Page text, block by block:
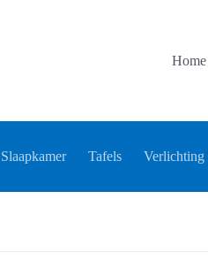
Home
Slaapkamer Tafels Verlichting